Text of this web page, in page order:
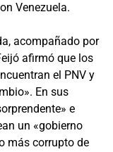
Venezuela.
acompañado por
afirmó que los
el PNV y
En sus
e
un «gobierno
más corrupto de